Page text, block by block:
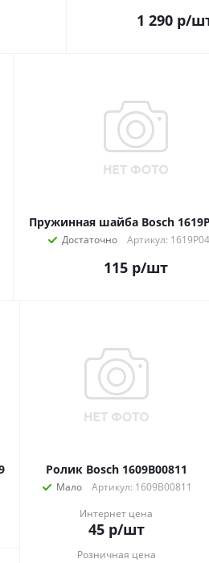
1 290 р/
Пружинная шайба Bosch
Достаточно Артикул:
115 р/шт
Ролик Bosch 1609B00811
Мало
Артикул: 1609B00811
Интернет цена
45р/шт
Розничная цена